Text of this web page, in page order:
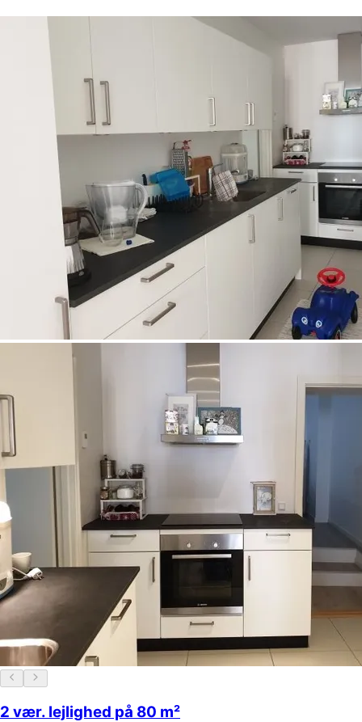
2 vær. lejlighed på 80 m²